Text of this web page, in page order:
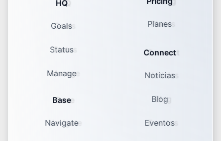
HQ
Goals
Status
Manage
Base
Navigate
Planes
Connect
Noticias
Blog
Eventos